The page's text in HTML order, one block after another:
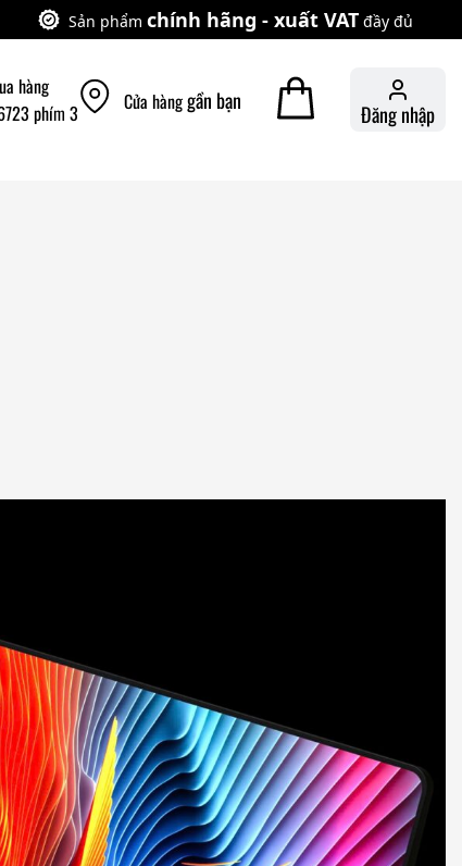
Sản phẩm chính hãng - xuất VAT đầy đủ
hàng
phím 3
Cửa hànggần bạn Đăng nhập